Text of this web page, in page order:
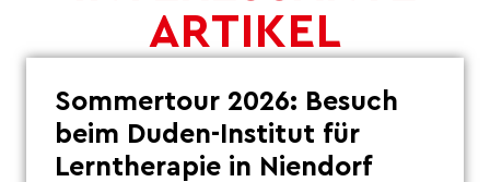
ARTIKEL
Sommertour 2026: Besuch
beim Duden-Institut für
Lerntherapie in Niendorf